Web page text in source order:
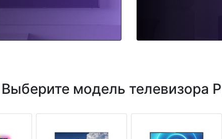
Выберите модель телевизора